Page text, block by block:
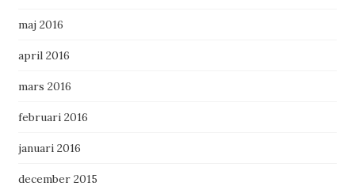
maj 2016
april 2016
mars 2016
februari 2016
januari 2016
december 2015